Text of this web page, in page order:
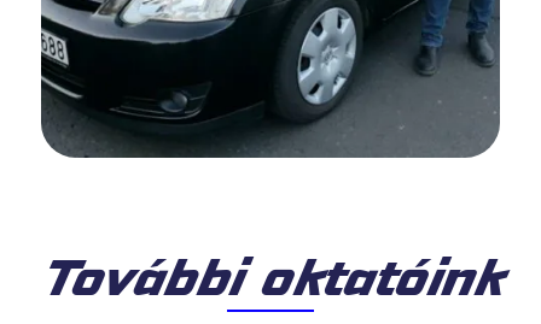
További oktatóink